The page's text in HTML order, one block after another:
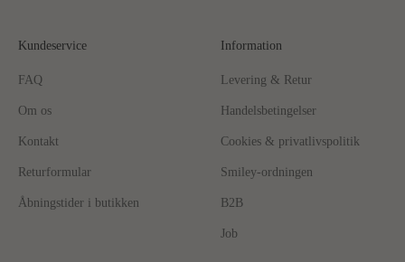
Kundeservice
FAQ
Om os
Kontakt
Returformular
Åbningstider i butikken
Information
Levering & Retur
Handelsbetingelser
Cookies & privatlivspolitik
Smiley-ordningen
B2B
Job